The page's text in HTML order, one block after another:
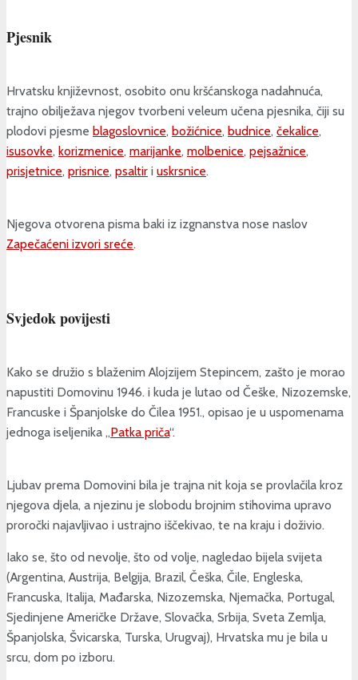
Pjesnik
Hrvatsku književnost, osobito onu kršćanskoga nadahnuća,
trajno obilježava njegov tvorbeni veleum učena pjesnika, čiji su
plodovi pjesme blagoslovnice, božićnice, budnice, čekalice,
isusovke, korizmenice, marijanke, molbenice, pejsažnice,
prisjetnice, prisnice, psaltir i uskrsnice.
Njegova otvorena pisma baki iz izgnanstva nose naslov
Zapečaćeni izvori sreće.
Svjedok povijesti
Kako se družio s blaženim Alojzijem Stepincem, zašto je morao
napustiti Domovinu 1946. i kuda je lutao od Češke, Nizozemske,
Francuske i Španjolske do Čilea 1951., opisao je u uspomenama
jednoga iseljenika „Patka priča“.
Ljubav prema Domovini bila je trajna nit koja se provlačila kroz
njegova djela, a njezinu je slobodu brojnim stihovima upravo
proročki najavljivao i ustrajno iščekivao, te na kraju i doživio.
Iako se, što od nevolje, što od volje, nagledao bijela svijeta
(Argentina, Austrija, Belgija, Brazil, Češka, Čile, Engleska,
Francuska, Italija, Mađarska, Nizozemska, Njemačka, Portugal,
Sjedinjene Američke Države, Slovačka, Srbija, Sveta Zemlja,
Španjolska, Švicarska, Turska, Urugvaj), Hrvatska mu je bila u
srcu, dom po izboru.